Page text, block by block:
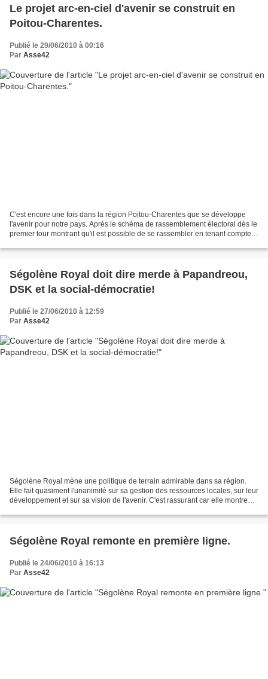
Le projet arc-en-ciel d'avenir se construit en
Poitou-Charentes.
Publié le 29/06/2010 à 00:16
Par Asse42
C'est encore une fois dans la région Poitou-Charentes que se développe
l'avenir pour notre pays. Après le schéma de rassemblement électoral dès le
premier tour montrant qu'il est possible de se rassembler en tenant compte d
Ségolène Royal doit dire merde à Papandreou,
DSK et la social-démocratie!
Publié le 27/06/2010 à 12:59
Par Asse42
Ségolène Royal mène une politique de terrain admirable dans sa région.
Elle fait quasiment l'unanimité sur sa gestion des ressources locales, sur leur
développement et sur sa vision de l'avenir. C'est rassurant car elle montre
Ségolène Royal remonte en première ligne.
Publié le 24/06/2010 à 16:13
Par Asse42